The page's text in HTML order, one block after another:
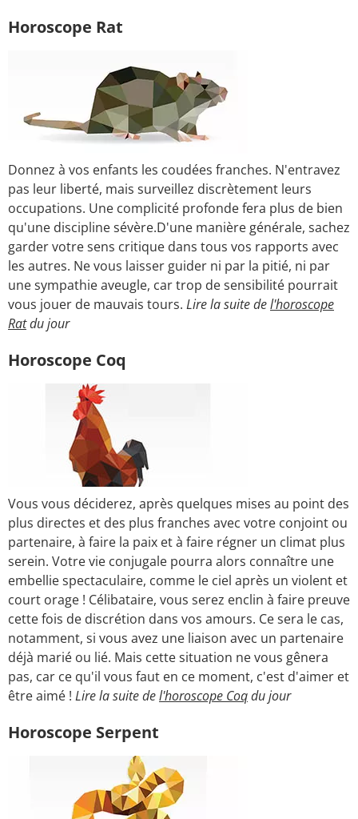
Horoscope Rat
Donnez à vos enfants les coudées franches. N'entravez
pas leur liberté, mais surveillez discrètement leurs
occupations. Une complicité profonde fera plus de bien
qu'une discipline sévère.D'une manière générale, sachez
garder votre sens critique dans tous vos rapports avec
les autres. Ne vous laisser guider ni par la pitié, ni par
une sympathie aveugle, car trop de sensibilité pourrait
vous jouer de mauvais tours. Lire la suite del'horoscope
Ratdu jour
Horoscope Coq
Vous vous déciderez, après quelques mises au point des
plus directes et des plus franches avec votre conjoint ou
partenaire, à faire la paix et à faire régner un climat plus
serein. Votre vie conjugale pourra alors connaître une
embellie spectaculaire, comme le ciel après un violent et
court orage ! Célibataire, vous serez enclin à faire preuve
cette fois de discrétion dans vos amours. Ce sera le cas,
notamment, si vous avez une liaison avec un partenaire
déjà marié ou lié. Mais cette situation ne vous gênera
pas, car ce qu'il vous faut en ce moment, c'est d'aimer et
être aimé ! Lire la suite del'horoscope Coqdu jour
Horoscope Serpent